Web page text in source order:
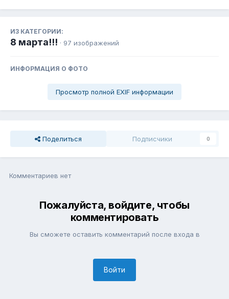
ИЗ КАТЕГОРИИ:
8 марта!!! · 97 изображений
ИНФОРМАЦИЯ О ФОТО
Просмотр полной EXIF информации
Поделиться Подписчики 0
Комментариев нет
Пожалуйста, войдите, чтобы
комментировать
Вы сможете оставить комментарий после входа в
Войти